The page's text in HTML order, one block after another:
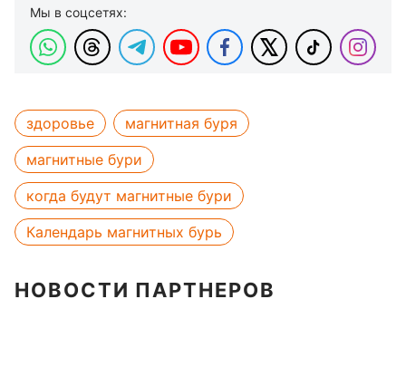
Мы в соцсетях:
здоровье
магнитная буря
магнитные бури
когда будут магнитные бури
Календарь магнитных бурь
НОВОСТИ ПАРТНЕРОВ